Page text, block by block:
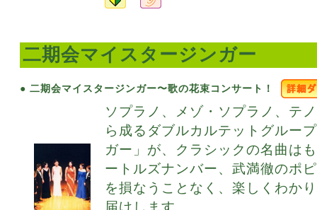
二期会マイスタージンガー
● 二期会マイスタージンガー〜歌の花束コンサート！
ソプラノ、メゾ・ソプラノ、テ
ら成るダブルカルテットグルー
ガー」が、クラシックの名曲は
ートルズナンバー、武満徹のポ
を損なうことなく、楽しくわか
届けします。